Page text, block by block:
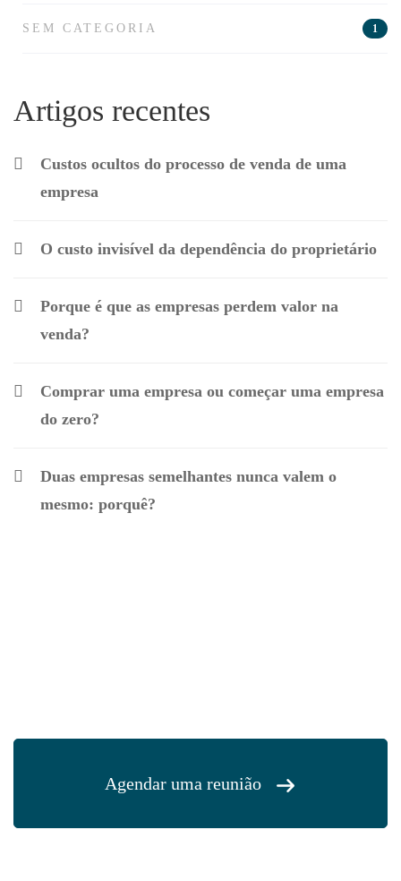
SEM CATEGORIA 1
Artigos recentes
Custos ocultos do processo de venda de uma
empresa
O custo invisível da dependência do proprietário
Porque é que as empresas perdem valor na
venda?
Comprar uma empresa ou começar uma empresa
do zero?
Duas empresas semelhantes nunca valem o
mesmo: porquê?
Agendar uma reunião